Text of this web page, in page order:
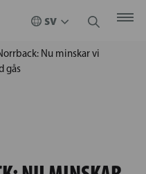
Nu minskar vi
gås